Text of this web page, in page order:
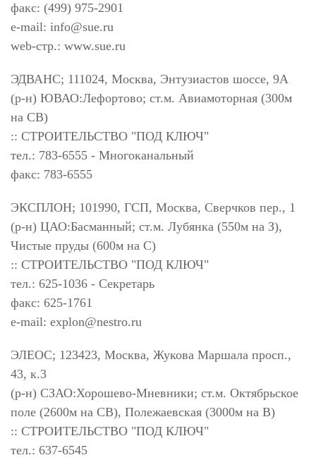
факс: (499) 975-2901
e-mail: info@sue.ru
web-стр.: www.sue.ru
ЭДВАНС; 111024, Москва, Энтузиастов шоссе, 9А
(р-н) ЮВАО:Лефортово; ст.м. Авиамоторная (300м
на СВ)
:: СТРОИТЕЛЬСТВО "ПОД КЛЮЧ"
тел.: 783-6555 - Многоканальный
факс: 783-6555
ЭКСПЛОН; 101990, ГСП, Москва, Сверчков пер., 1
(р-н) ЦАО:Басманный; ст.м. Лубянка (550м на З),
Чистые пруды (600м на С)
:: СТРОИТЕЛЬСТВО "ПОД КЛЮЧ"
тел.: 625-1036 - Секретарь
факс: 625-1761
e-mail: explon@nestro.ru
ЭЛЕОС; 123423, Москва, Жукова Маршала просп.,
43, к.3
(р-н) СЗАО:Хорошево-Мневники; ст.м. Октябрьское
поле (2600м на СВ), Полежаевская (3000м на В)
:: СТРОИТЕЛЬСТВО "ПОД КЛЮЧ"
тел.: 637-6545